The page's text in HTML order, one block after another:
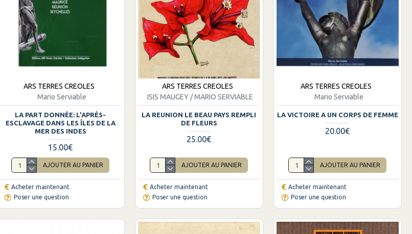
ARS TERRES CREOLES
Mario Serviable
LA PART DONNÉE: L'APRÈS-
ESCLAVAGE DANS LES ÎLES DE LA
MER DES INDES
15.00€
AJOUTER AU PANIER
Acheter maintenant
Poser une question
ARS TERRES CREOLES
ISIS MAUGEY / MARIO SERVIABLE
LA REUNION LE BEAU PAYS REMPLI
DE FLEURS
25.00€
AJOUTER AU PANIER
Acheter maintenant
Poser une question
ARS TERRES CREOLES
Mario Serviable
LA VICTOIRE A UN CORPS DE FEMME
20.00€
AJOUTER AU PANIER
Acheter maintenant
Poser une question